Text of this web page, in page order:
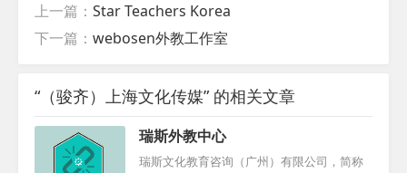
上一篇： Star Teachers Korea
下一篇： webosen外教工作室
“（骏齐）上海文化传媒” 的相关文章
瑞斯外教中心
瑞斯文化教育咨询（广州）有限公司，简称